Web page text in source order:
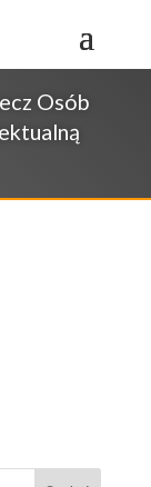
Osób